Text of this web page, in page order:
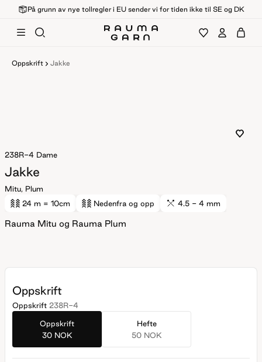
På grunn av nye tollregler i EU sender vi for tiden ikke til SE og DK
Oppskrift Jakke
238R-4 Dame
Jakke
Mitu, Plum
24 m = 10cm Nedenfra og opp 4.5 - 4 mm
Rauma Mitu og Rauma Plum
Oppskrift
Oppskrift 238R-4
Oppskrift
30 NOK
Hefte
50 NOK